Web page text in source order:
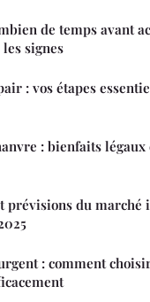
de temps avant
signes
: vos étapes
: bienfaits légaux
prévisions du
: comment